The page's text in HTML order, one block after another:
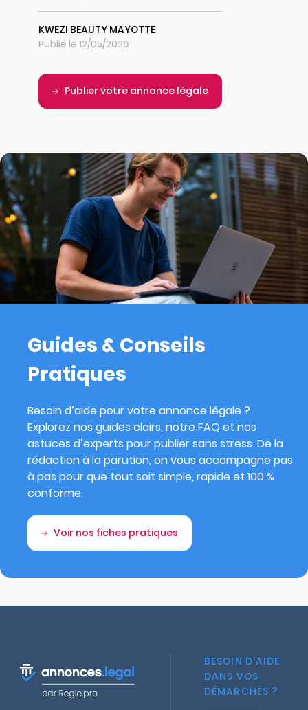
KWEZI BEAUTY MAYOTTE
Publié le 12/05/2026
Publier votre annonce légale
Guides & Conseils
Pratiques
Besoin d’aide pour votre annonce légale ?
Explorez nos guides clairs, notre FAQ et nos
astuces d’experts pour publier sans stress. De la
rédaction à la parution, on vous accompagne pas
à pas pour que tout soit simple, rapide et 100 %
conforme.
Voir nos fiches pratiques
BESOIN D'AIDE
DANS VOS
DÉMARCHES ?